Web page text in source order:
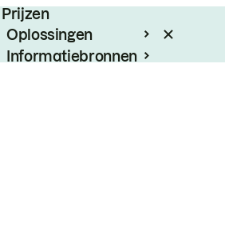
Prijzen
Oplossingen
Informatiebronnen